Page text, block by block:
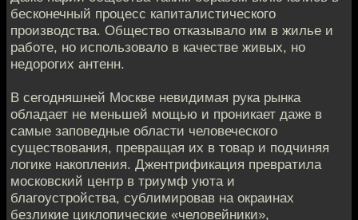
бесконечный процесс капиталистического
производства. Общество отказывало им в жилье и
работе, но использовало в качестве живых, но
недорогих антенн.
В сегодняшней Москве невидимая рука рынка
обладает не меньшей мощью и проникает даже в
самые заповедные области человеческого
существования, превращая их в товар и подчиняя
логике накопления. Джентрификация превратила
московский центр в триумф уюта и
благоустройства, сублимировав на окраинах
безликие циклопические «человейники»,